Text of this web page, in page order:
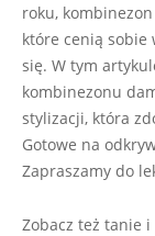
roku,
które cenią sobie
się. W tym
kombinezonu
stylizacji, która
Gotowe na
Zapraszamy do
Zobacz też tanie